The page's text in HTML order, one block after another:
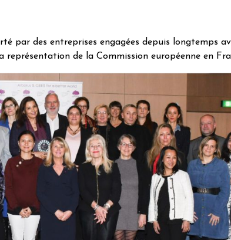
par des entreprises engagées depuis longtemps
représentation de la Commission européenne en